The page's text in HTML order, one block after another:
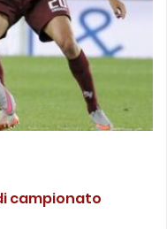
campionato